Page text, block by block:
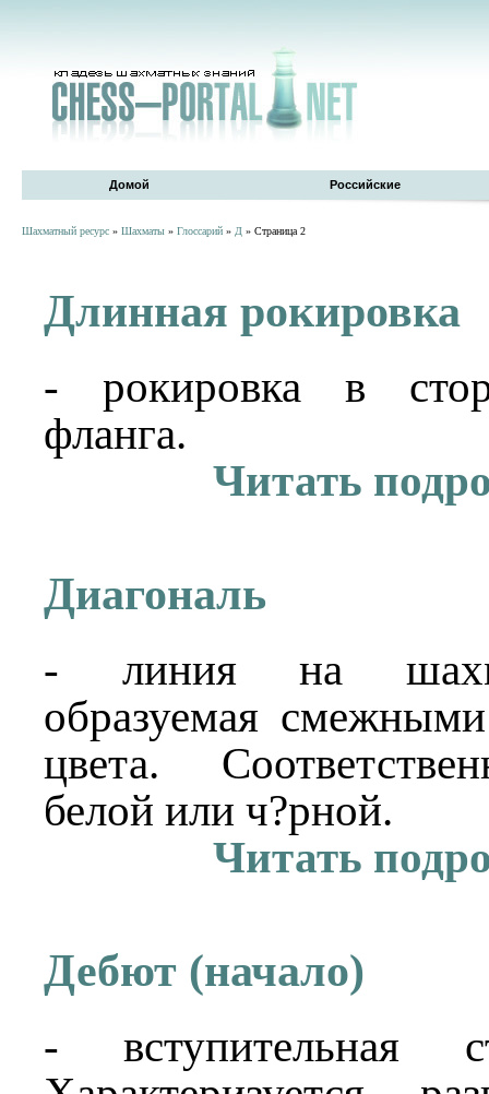
Домой Российские
Шахматный ресурс » Шахматы » Глоссарий » Д » Страница 2
Длинная рокировка
- рокировка в
фланга.
Читать
Диагональ
- линия на
образуемая
цвета.
белой или ч?рной.
Читать
Дебют (начало)
- вступительная